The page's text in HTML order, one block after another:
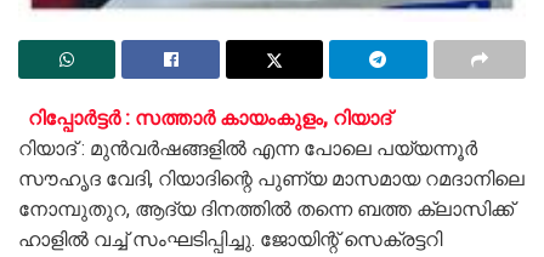
റിപ്പോർട്ടർ : സത്താർ കായംകുളം, റിയാദ്
റിയാദ് : മുൻവർഷങ്ങളിൽ എന്ന പോലെ പയ്യന്നൂർ
സൗഹൃദ വേദി, റിയാദിന്റെ പുണ്യ മാസമായ റമദാനിലെ
നോമ്പുതുറ, ആദ്യ ദിനത്തിൽ തന്നെ ബത്ത ക്ലാസിക്ക്
ഹാളിൽ വച്ച് സംഘടിപ്പിച്ചു. ജോയിന്റ് സെക്രട്ടറി